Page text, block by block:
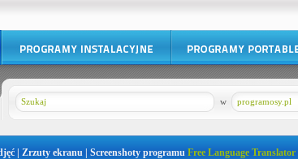
programosy.pl
w
| Zrzuty ekranu | Screenshoty programu Free Language Translator